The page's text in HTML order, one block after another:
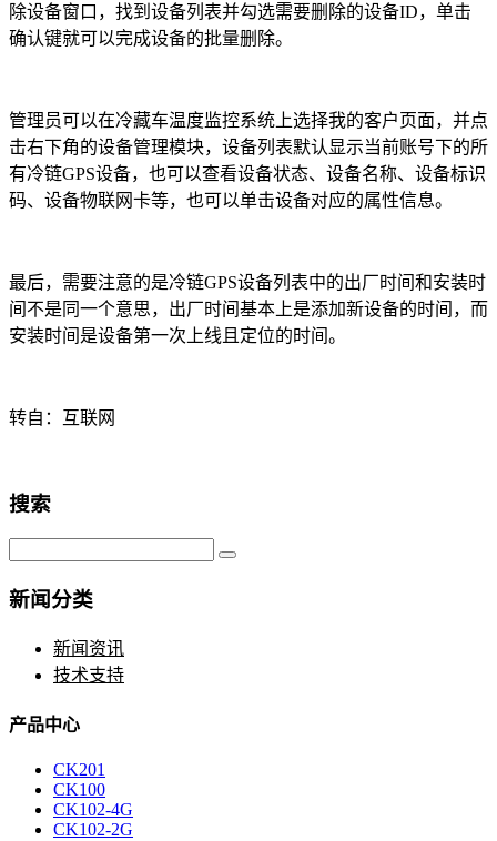
除设备窗口，找到设备列表并勾选需要删除的设备ID，单击
确认键就可以完成设备的批量删除。
管理员可以在冷藏车温度监控系统上选择我的客户页面，并点
击右下角的设备管理模块，设备列表默认显示当前账号下的所
有冷链GPS设备，也可以查看设备状态、设备名称、设备标识
码、设备物联网卡等，也可以单击设备对应的属性信息。
最后，需要注意的是冷链GPS设备列表中的出厂时间和安装时
间不是同一个意思，出厂时间基本上是添加新设备的时间，而
安装时间是设备第一次上线且定位的时间。
转自：互联网
搜索
新闻分类
新闻资讯
技术支持
产品中心
CK201
CK100
CK102-4G
CK102-2G